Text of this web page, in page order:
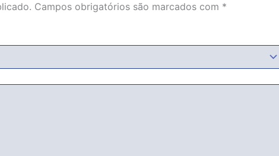
Campos obrigatórios são marcados com *